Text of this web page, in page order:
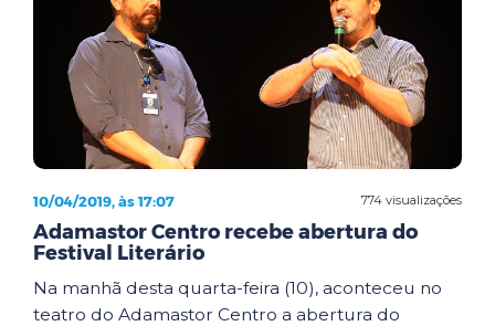
774 visualizações
10/04/2019, às 17:07
Adamastor Centro recebe abertura do
Festival Literário
Na manhã desta quarta-feira (10), aconteceu no
teatro do Adamastor Centro a abertura do